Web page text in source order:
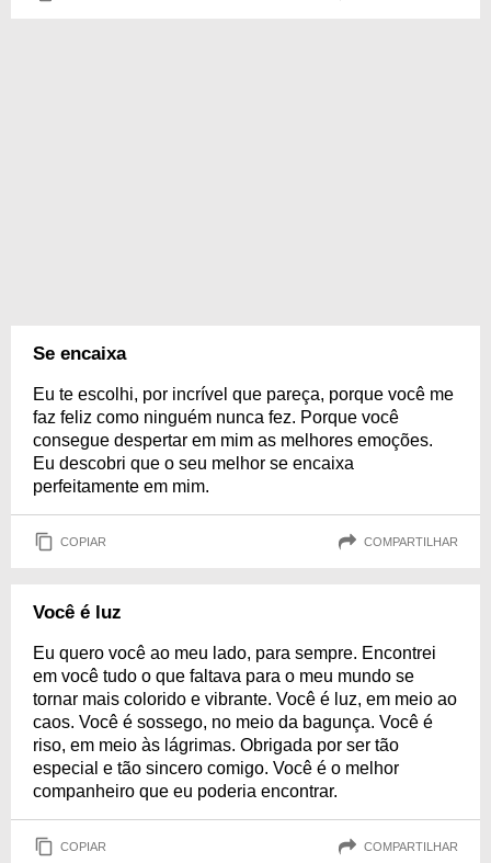
Se encaixa
Eu te escolhi, por incrível que pareça, porque você me
faz feliz como ninguém nunca fez. Porque você
consegue despertar em mim as melhores emoções.
Eu descobri que o seu melhor se encaixa
perfeitamente em mim.
COPIAR COMPARTILHAR
Você é luz
Eu quero você ao meu lado, para sempre. Encontrei
em você tudo o que faltava para o meu mundo se
tornar mais colorido e vibrante. Você é luz, em meio ao
caos. Você é sossego, no meio da bagunça. Você é
riso, em meio às lágrimas. Obrigada por ser tão
especial e tão sincero comigo. Você é o melhor
companheiro que eu poderia encontrar.
COPIAR COMPARTILHAR